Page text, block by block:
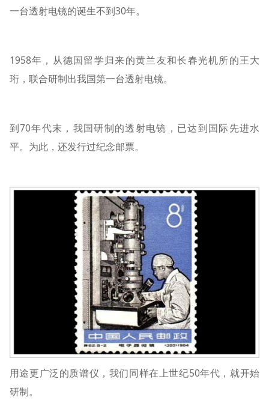
一台透射电镜的诞生不到30年。
1958年，从德国留学归来的黄兰友和长春光机所的王大
珩，联合研制出我国第一台透射电镜。
到70年代末，我国研制的透射电镜，已达到国际先进水
平。为此，还发行过纪念邮票。
用途更广泛的质谱仪，我们同样在上世纪50年代，就开始
研制。